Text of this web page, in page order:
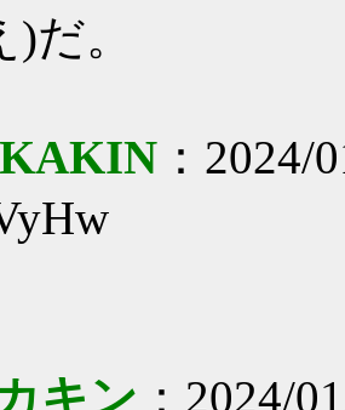
だ。
：2024/
キン ：2024/